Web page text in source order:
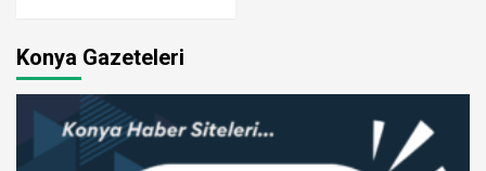
Konya Gazeteleri